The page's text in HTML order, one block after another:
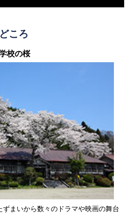
ころ
校の桜
まいから数々のドラマや映画の舞台